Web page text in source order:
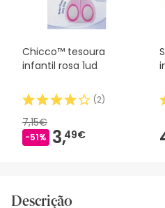
Chicco™ tesoura
infantil rosa 1ud
(2)
7,15€
-51% 3,49€
Descrição